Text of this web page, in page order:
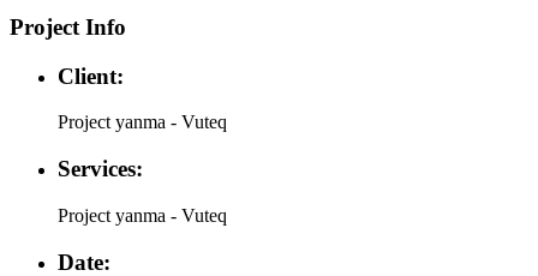
Project Info
Client:
Project yanma - Vuteq
Services:
Project yanma - Vuteq
Date: